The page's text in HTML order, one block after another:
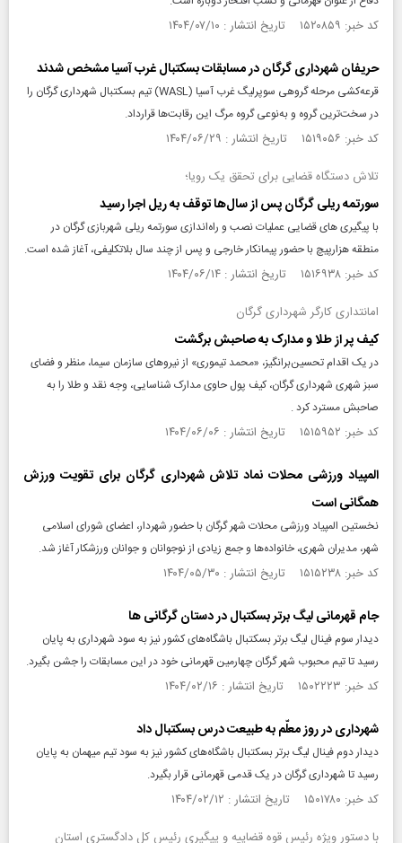
کد خبر: ۱۵۲۰۸۵۹ تاریخ انتشار : ۱۴۰۴/۰۷/۱۰
حریفان شهرداری گرگان در مسابقات بسکتبال غرب آسیا مشخص شدند
قرعه‌کشی مرحله گروهی سوپرلیگ غرب آسیا (WASL) تیم بسکتبال شهرداری گرگان را
در سخت‌ترین گروه و به‌نوعی گروه مرگ این رقابت‌ها قرارداد.
کد خبر: ۱۵۱۹۰۵۶ تاریخ انتشار : ۱۴۰۴/۰۶/۲۹
تلاش دستگاه قضایی برای تحقق یک رویا؛
سورتمه ریلی گرگان پس از سال‌ها توقف به ریل اجرا رسید
با پیگیری های قضایی عملیات نصب و راه‌اندازی سورتمه ریلی شهربازی گرگان در
منطقه هزارپیچ با حضور پیمانکار خارجی و پس از چند سال بلاتکلیفی، آغاز شده است.
کد خبر: ۱۵۱۶۹۳۸ تاریخ انتشار : ۱۴۰۴/۰۶/۱۴
امانتداری کارگر شهرداری گرگان
کیف پر از طلا و مدارک به صاحبش برگشت
در یک اقدام تحسین‌برانگیز، «محمد تیموری» از نیروهای سازمان سیما، منظر و فضای
سبز شهری شهرداری گرگان، کیف پول حاوی مدارک شناسایی، وجه نقد و طلا را به
صاحبش مسترد کرد .
کد خبر: ۱۵۱۵۹۵۲ تاریخ انتشار : ۱۴۰۴/۰۶/۰۶
المپیاد ورزشی محلات نماد تلاش شهرداری گرگان برای تقویت ورزش
همگانی است
نخستین المپیاد ورزشی محلات شهر گرگان با حضور شهردار، اعضای شورای اسلامی
شهر، مدیران شهری، خانواده‌ها و جمع زیادی از نوجوانان و جوانان ورزشکار آغاز شد.
کد خبر: ۱۵۱۵۲۳۸ تاریخ انتشار : ۱۴۰۴/۰۵/۳۰
جام قهرمانی لیگ برتر بسکتبال در دستان گرگانی ها
دیدار سوم فینال لیگ برتر بسکتبال باشگاه‌های کشور نیز به سود شهرداری به پایان
رسید تا تیم محبوب شهر گرگان چهارمین قهرمانی خود در این مسابقات را جشن بگیرد.
کد خبر: ۱۵۰۲۲۲۳ تاریخ انتشار : ۱۴۰۴/۰۲/۱۶
شهرداری در روز معلّم به طبیعت درس بسکتبال داد
دیدار دوم فینال لیگ برتر بسکتبال باشگاه‌های کشور نیز به سود تیم میهمان به پایان
رسید تا شهرداری گرگان در یک قدمی قهرمانی قرار بگیرد.
کد خبر: ۱۵۰۱۷۸۰ تاریخ انتشار : ۱۴۰۴/۰۲/۱۲
با دستور ویژه رئیس قوه قضاییه و پیگیری رئیس کل دادگستری استان